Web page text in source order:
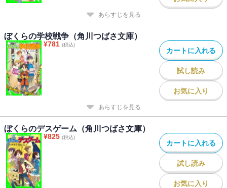
あらすじを見る
ぼくらの学校戦争（角川つばさ文庫）
¥781 (税込)
カートに入れる
試し読み
お気に入り
あらすじを見る
ぼくらのデスゲーム（角川つばさ文庫）
¥825 (税込)
カートに入れる
試し読み
お気に入り